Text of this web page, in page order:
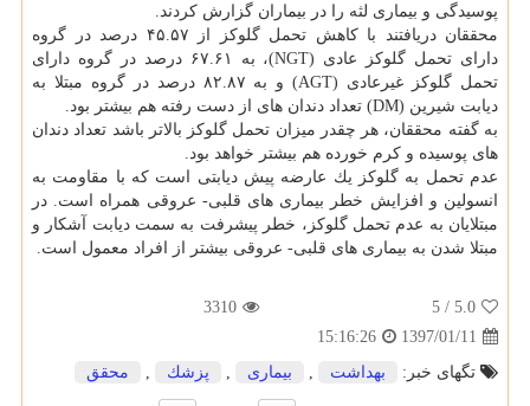
پوسیدگی و بیماری لثه را در بیماران گزارش كردند.
محققان دریافتند با كاهش تحمل گلوكز از ۴۵.۵۷ درصد در گروه
دارای تحمل گلوكز عادی (NGT)، به ۶۷.۶۱ درصد در گروه دارای
تحمل گلوكز غیرعادی (AGT) و به ۸۲.۸۷ درصد در گروه مبتلا به
دیابت شیرین (DM) تعداد دندان های از دست رفته هم بیشتر بود.
به گفته محققان، هر چقدر میزان تحمل گلوكز بالاتر باشد تعداد دندان
های پوسیده و كرم خورده هم بیشتر خواهد بود.
عدم تحمل به گلوكز یك عارضه پیش دیابتی است كه با مقاومت به
انسولین و افزایش خطر بیماری های قلبی- عروقی همراه است. در
مبتلایان به عدم تحمل گلوكز، خطر پیشرفت به سمت دیابت آشكار و
مبتلا شدن به بیماری های قلبی- عروقی بیشتر از افراد معمول است.
5.0
/ 5
3310
1397/01/11
15:16:26
تگهای خبر:
بهداشت , بیماری , پزشك , محقق